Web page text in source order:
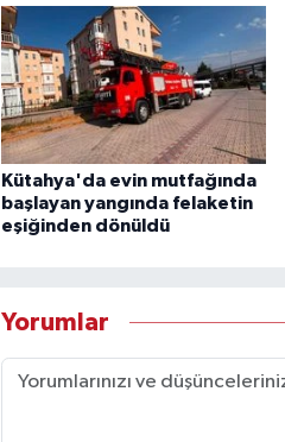
Kütahya'da evin mutfağında
başlayan yangında felaketin
eşiğinden dönüldü
Yorumlar